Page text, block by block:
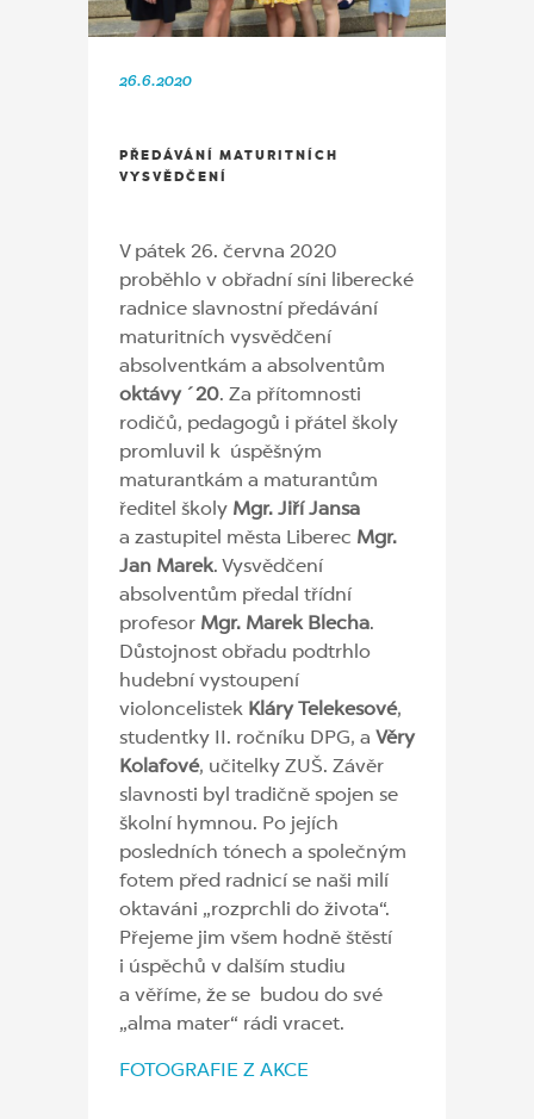
26.6.2020
PŘEDÁVÁNÍ MATURITNÍCH
VYSVĚDČENÍ
V pátek 26. června 2020
proběhlo v obřadní síni liberecké
radnice slavnostní předávání
maturitních vysvědčení
absolventkám a absolventům
oktávy ´20. Za přítomnosti
rodičů, pedagogů i přátel školy
promluvil k úspěšným
maturantkám a maturantům
ředitel školy Mgr. Jiří Jansa
a zastupitel města Liberec Mgr.
Jan Marek. Vysvědčení
absolventům předal třídní
profesor Mgr. Marek Blecha.
Důstojnost obřadu podtrhlo
hudební vystoupení
violoncelistek Kláry Telekesové,
studentky II. ročníku DPG, a Věry
Kolafové, učitelky ZUŠ. Závěr
slavnosti byl tradičně spojen se
školní hymnou. Po jejích
posledních tónech a společným
fotem před radnicí se naši milí
oktaváni „rozprchli do života“.
Přejeme jim všem hodně štěstí
i úspěchů v dalším studiu
a věříme, že se budou do své
„alma mater“ rádi vracet.
FOTOGRAFIE Z AKCE